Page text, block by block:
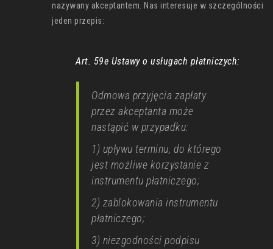
nazywany akceptantem. Nas interesuje w szczególności
jeden przepis:
Art. 59e Ustawy o usługach płatniczych:
Odmowa przyjęcia zapłaty
przez akceptanta może
nastąpić w przypadku:
1) upływu terminu, do którego
jest możliwe korzystanie z
instrumentu płatniczego;
2) zablokowania instrumentu
płatniczego;
3) niezgodności podpisu